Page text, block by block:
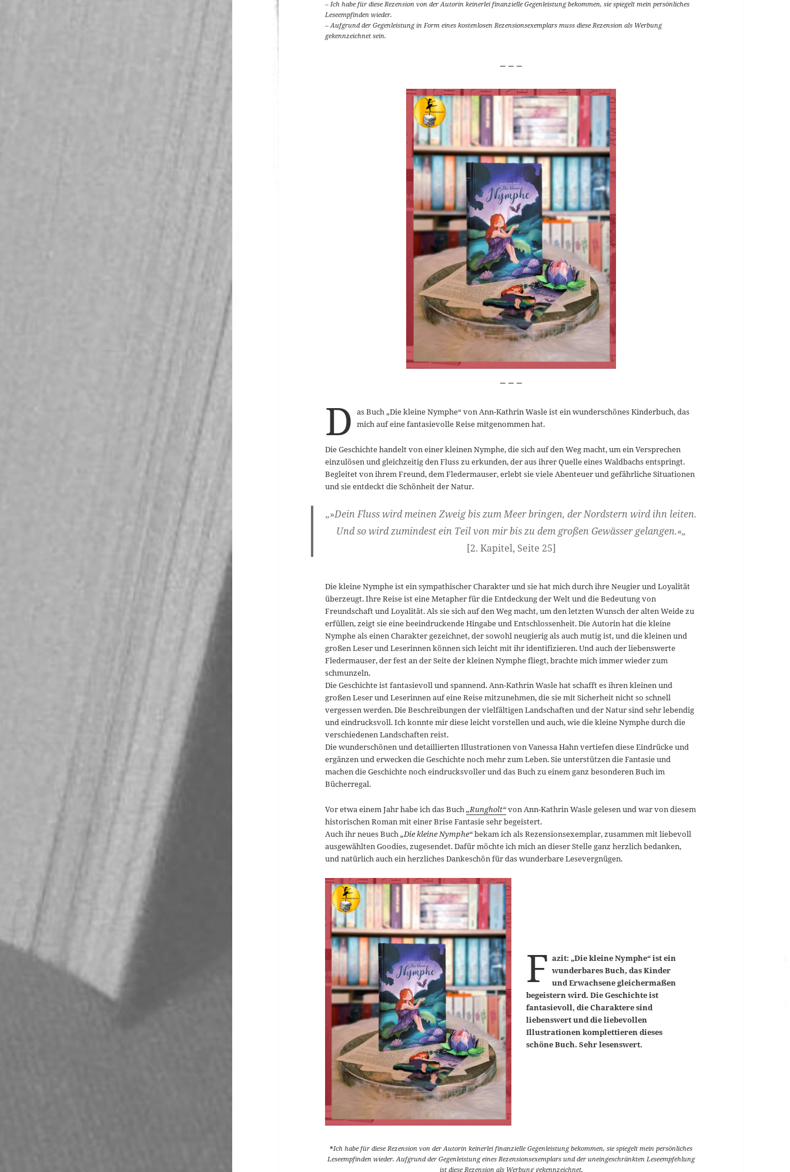
– Ich habe für diese Rezension von der Autorin keinerlei finanzielle Gegenleistung bekommen, sie spiegelt mein persönliches
Leseempfinden wieder.
– Aufgrund der Gegenleistung in Form eines kostenlosen Rezensionsexemplars muss diese Rezension als Werbung
gekennzeichnet sein.
D as Buch „Die kleine Nymphe“ von Ann-Kathrin Wasle ist ein wunderschönes Kinderbuch, das
mich auf eine fantasievolle Reise mitgenommen hat.
Die Geschichte handelt von einer kleinen Nymphe, die sich auf den Weg macht, um ein Versprechen
einzulösen und gleichzeitig den Fluss zu erkunden, der aus ihrer Quelle eines Waldbachs entspringt.
Begleitet von ihrem Freund, dem Fledermauser, erlebt sie viele Abenteuer und gefährliche Situationen
und sie entdeckt die Schönheit der Natur.
„»Dein Fluss wird meinen Zweig bis zum Meer bringen, der Nordstern wird ihn leiten.
Und so wird zumindest ein Teil von mir bis zu dem großen Gewässer gelangen.«„
[2. Kapitel, Seite 25]
Die kleine Nymphe ist ein sympathischer Charakter und sie hat mich durch ihre Neugier und Loyalität
überzeugt. Ihre Reise ist eine Metapher für die Entdeckung der Welt und die Bedeutung von
Freundschaft und Loyalität. Als sie sich auf den Weg macht, um den letzten Wunsch der alten Weide zu
erfüllen, zeigt sie eine beeindruckende Hingabe und Entschlossenheit. Die Autorin hat die kleine
Nymphe als einen Charakter gezeichnet, der sowohl neugierig als auch mutig ist, und die kleinen und
großen Leser und Leserinnen können sich leicht mit ihr identifizieren. Und auch der liebenswerte
Fledermauser, der fest an der Seite der kleinen Nymphe fliegt, brachte mich immer wieder zum
schmunzeln.
Die Geschichte ist fantasievoll und spannend. Ann-Kathrin Wasle hat schafft es ihren kleinen und
großen Leser und Leserinnen auf eine Reise mitzunehmen, die sie mit Sicherheit nicht so schnell
vergessen werden. Die Beschreibungen der vielfältigen Landschaften und der Natur sind sehr lebendig
und eindrucksvoll. Ich konnte mir diese leicht vorstellen und auch, wie die kleine Nymphe durch die
verschiedenen Landschaften reist.
Die wunderschönen und detaillierten Illustrationen von Vanessa Hahn vertiefen diese Eindrücke und
ergänzen und erwecken die Geschichte noch mehr zum Leben. Sie unterstützen die Fantasie und
machen die Geschichte noch eindrucksvoller und das Buch zu einem ganz besonderen Buch im
Bücherregal.
Vor etwa einem Jahr habe ich das Buch„Rungholt“von Ann-Kathrin Wasle gelesen und war von diesem
historischen Roman mit einer Brise Fantasie sehr begeistert.
Auch ihr neues Buch„Die kleine Nymphe“bekam ich als Rezensionsexemplar, zusammen mit liebevoll
ausgewählten Goodies, zugesendet. Dafür möchte ich mich an dieser Stelle ganz herzlich bedanken,
und natürlich auch ein herzliches Dankeschön für das wunderbare Lesevergnügen.
F azit: „Die kleine Nymphe“ ist ein
wunderbares Buch, das Kinder
und Erwachsene gleichermaßen
begeistern wird. Die Geschichte ist
fantasievoll, die Charaktere sind
liebenswert und die liebevollen
Illustrationen komplettieren dieses
schöne Buch. Sehr lesenswert.
*Ich habe für diese Rezension von der Autorin keinerlei finanzielle Gegenleistung bekommen, sie spiegelt mein persönliches
Leseempfinden wieder. Aufgrund der Gegenleistung eines Rezensionsexemplars und der uneingeschränkten Leseempfehlung
ist diese Rezension als Werbung gekennzeichnet.